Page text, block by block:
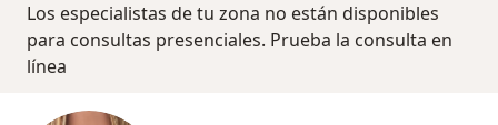
Los especialistas de tu zona no están disponibles
para consultas presenciales. Prueba la consulta en
línea